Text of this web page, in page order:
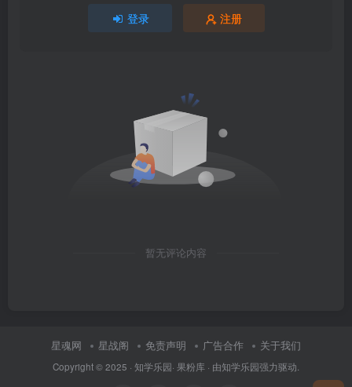
登录 注册
暂无评论内容
星魂网 星战阁 免责声明 广告合作 关于我们
Copyright © 2025 · 知学乐园· 果粉库 · 由知学乐园强力驱动.